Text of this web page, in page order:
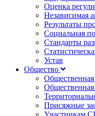
Оценка
Независимая
Результаты
Социальная
Стандарты
Устав
Общество
Общественная
Присяжные
Участникам